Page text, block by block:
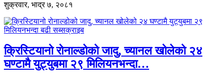
शुक्रवार, भाद्र ७, २०८१
क्रिस्टियानो रोनाल्डोको जादु, च्यानल खोलेको २४
घण्टामै युट्युबमा २९ मिलियनभन्दा…